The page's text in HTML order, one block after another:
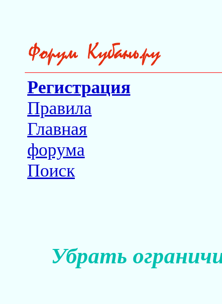
Регистрация
Правила
Главная
форума
Поиск
Убрать